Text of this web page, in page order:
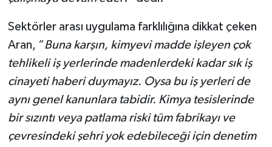
Sektörler arası uygulama farklılığına dikkat çeken
Aran, “Buna karşın, kimyevi madde işleyen çok
tehlikeli iş yerlerinde madenlerdeki kadar sık iş
cinayeti haberi duymayız. Oysa bu iş yerleri de
aynı genel kanunlara tabidir. Kimya tesislerinde
bir sızıntı veya patlama riski tüm fabrikayı ve
çevresindeki şehri yok edebileceği için denetim